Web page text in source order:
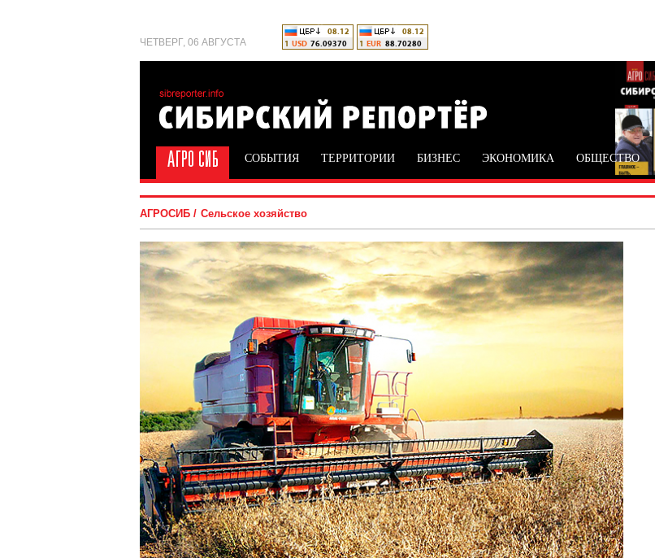
ЧЕТВЕРГ, 06 АВГУСТА
СОБЫТИЯ ТЕРРИТОРИИ БИЗНЕС ЭКОНОМИКА ОБЩЕСТВО
АГРОСИБ Сельское хозяйство